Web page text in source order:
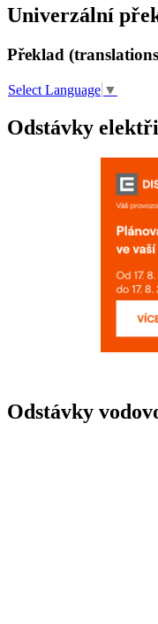
Univerzální
Překlad
Select Language ▼
Odstávky
Odstávky